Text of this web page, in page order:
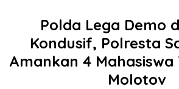
Polda Lega Demo
Kondusif, Polresta
Amankan 4
Molotov